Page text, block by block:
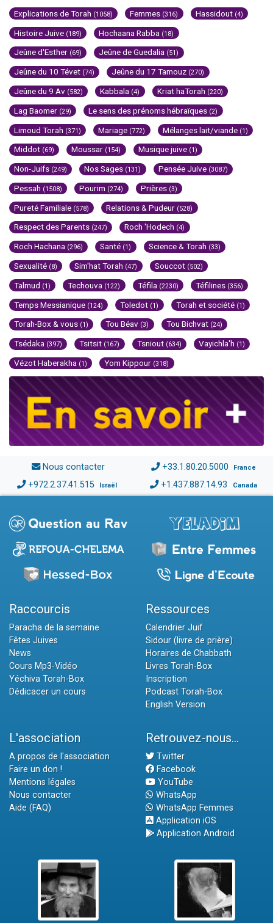
Explications de Torah (1058) Femmes (316) Hassidout (4)
Histoire Juive (189) Hochaana Rabba (18)
Jeûne d'Esther (69) Jeûne de Guedalia (51)
Jeûne du 10 Tévet (74) Jeûne du 17 Tamouz (270)
Jeûne du 9 Av (582) Kabbala (4) Kriat haTorah (220)
Lag Baomer (29) Le sens des prénoms hébraïques (2)
Limoud Torah (371) Mariage (772) Mélanges lait/viande (1)
Middot (69) Moussar (154) Musique juive (1)
Non-Juifs (249) Nos Sages (131) Pensée Juive (3087)
Pessah (1508) Pourim (274) Prières (3)
Pureté Familiale (578) Relations & Pudeur (528)
Respect des Parents (247) Roch 'Hodech (4)
Roch Hachana (296) Santé (1) Science & Torah (33)
Sexualité (8) Sim'hat Torah (47) Souccot (502)
Talmud (1) Techouva (122) Téfila (2230) Téfilines (356)
Temps Messianique (124) Toledot (1) Torah et société (1)
Torah-Box & vous (1) Tou Béav (3) Tou Bichvat (24)
Tsédaka (397) Tsitsit (167) Tsniout (634) Vayichla'h (1)
Vézot Haberakha (1) Yom Kippour (318)
Nous contacter +33.1.80.20.5000 France
+972.2.37.41.515 Israël +1.437.887.14.93 Canada
Raccourcis
Paracha de la semaine
Fêtes Juives
News
Cours Mp3-Vidéo
Yéchiva Torah-Box
Dédicacer un cours
Ressources
Calendrier Juif
Sidour (livre de prière)
Horaires de Chabbath
Livres Torah-Box
Inscription
Podcast Torah-Box
English Version
L'association
A propos de l'association
Faire un don !
Mentions légales
Nous contacter
Aide (FAQ)
Retrouvez-nous...
Twitter
Facebook
YouTube
WhatsApp
WhatsApp Femmes
Application iOS
Application Android